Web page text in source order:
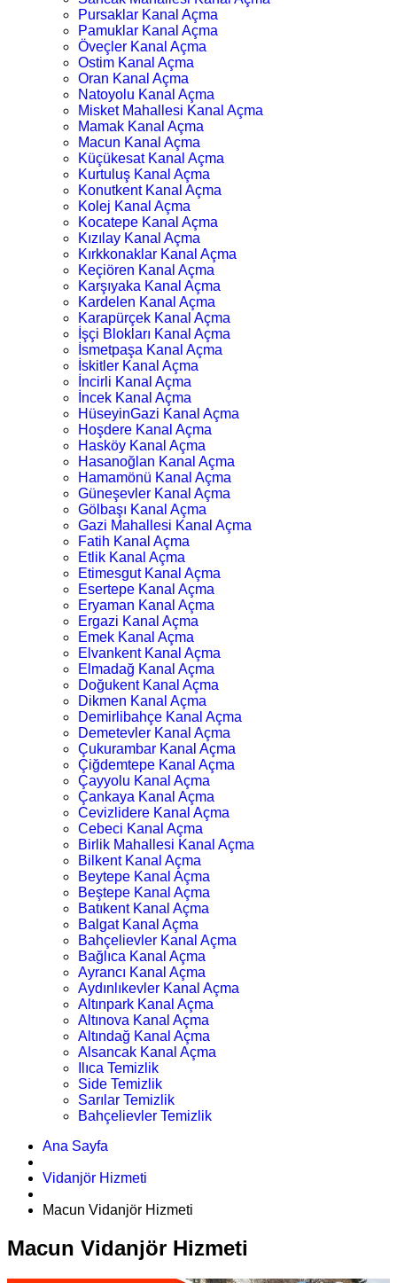
Pursaklar Kanal Açma
Pamuklar Kanal Açma
Öveçler Kanal Açma
Ostim Kanal Açma
Oran Kanal Açma
Natoyolu Kanal Açma
Misket Mahallesi Kanal Açma
Mamak Kanal Açma
Macun Kanal Açma
Küçükesat Kanal Açma
Kurtuluş Kanal Açma
Konutkent Kanal Açma
Kolej Kanal Açma
Kocatepe Kanal Açma
Kızılay Kanal Açma
Kırkkonaklar Kanal Açma
Keçiören Kanal Açma
Karşıyaka Kanal Açma
Kardelen Kanal Açma
Karapürçek Kanal Açma
İşçi Blokları Kanal Açma
İsmetpaşa Kanal Açma
İskitler Kanal Açma
İncirli Kanal Açma
İncek Kanal Açma
HüseyinGazi Kanal Açma
Hoşdere Kanal Açma
Hasköy Kanal Açma
Hasanoğlan Kanal Açma
Hamamönü Kanal Açma
Güneşevler Kanal Açma
Gölbaşı Kanal Açma
Gazi Mahallesi Kanal Açma
Fatih Kanal Açma
Etlik Kanal Açma
Etimesgut Kanal Açma
Esertepe Kanal Açma
Eryaman Kanal Açma
Ergazi Kanal Açma
Emek Kanal Açma
Elvankent Kanal Açma
Elmadağ Kanal Açma
Doğukent Kanal Açma
Dikmen Kanal Açma
Demirlibahçe Kanal Açma
Demetevler Kanal Açma
Çukurambar Kanal Açma
Çiğdemtepe Kanal Açma
Çayyolu Kanal Açma
Çankaya Kanal Açma
Cevizlidere Kanal Açma
Cebeci Kanal Açma
Birlik Mahallesi Kanal Açma
Bilkent Kanal Açma
Beytepe Kanal Açma
Beştepe Kanal Açma
Batıkent Kanal Açma
Balgat Kanal Açma
Bahçelievler Kanal Açma
Bağlıca Kanal Açma
Ayrancı Kanal Açma
Aydınlıkevler Kanal Açma
Altınpark Kanal Açma
Altınova Kanal Açma
Altındağ Kanal Açma
Alsancak Kanal Açma
Ilıca Temizlik
Side Temizlik
Sarılar Temizlik
Bahçelievler Temizlik
Ana Sayfa
Vidanjör Hizmeti
Macun Vidanjör Hizmeti
Macun Vidanjör Hizmeti